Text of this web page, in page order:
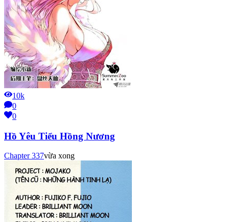
10k
0
0
Hồ Yêu Tiểu Hồng Nương
Chapter337vừa xong